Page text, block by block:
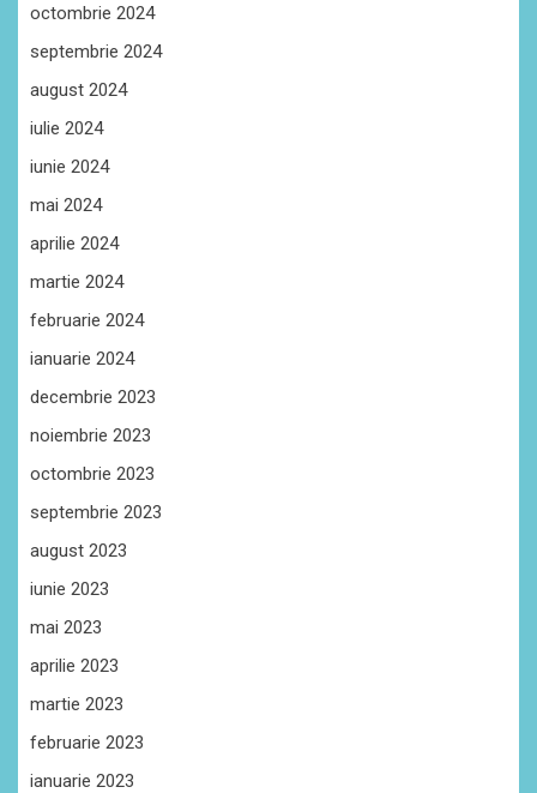
octombrie 2024
septembrie 2024
august 2024
iulie 2024
iunie 2024
mai 2024
aprilie 2024
martie 2024
februarie 2024
ianuarie 2024
decembrie 2023
noiembrie 2023
octombrie 2023
septembrie 2023
august 2023
iunie 2023
mai 2023
aprilie 2023
martie 2023
februarie 2023
ianuarie 2023